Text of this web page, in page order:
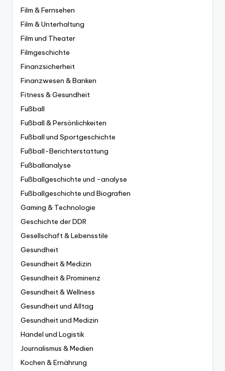
Film & Fernsehen
Film & Unterhaltung
Film und Theater
Filmgeschichte
Finanzsicherheit
Finanzwesen & Banken
Fitness & Gesundheit
Fußball
Fußball & Persönlichkeiten
Fußball und Sportgeschichte
Fußball-Berichterstattung
Fußballanalyse
Fußballgeschichte und -analyse
Fußballgeschichte und Biografien
Gaming & Technologie
Geschichte der DDR
Gesellschaft & Lebensstile
Gesundheit
Gesundheit & Medizin
Gesundheit & Prominenz
Gesundheit & Wellness
Gesundheit und Alltag
Gesundheit und Medizin
Handel und Logistik
Journalismus & Medien
Kochen & Ernährung